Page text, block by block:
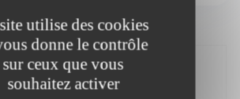
utilise des cookies
donne le contrôle
sur ceux que vous
souhaitez activer